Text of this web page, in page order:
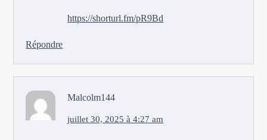
https://shorturl.fm/pR9Bd
Répondre
Malcolm144
juillet 30, 2025 à 4:27 am